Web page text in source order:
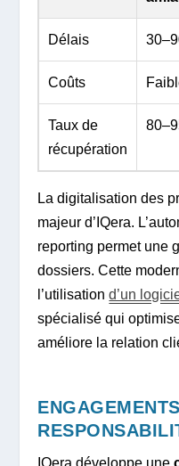
Délais
Coûts
Taux de
récupération
La digitalisation des
majeur d’IQera.
reporting permet une
dossiers. Cette
l’utilisationd’un
spécialisé qui
améliore la relation
IQera développe une